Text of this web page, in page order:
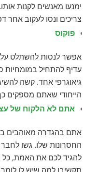
ימנעו מאנשים לקנות
צריכים ונסו לעקוב אחר
פוקוס
אפשר לנסות להשתלט
עדיף להתחיל במומחיות
גיאוגרפי אחד. קשה
הייחודי שאתם מספקים
אתם לא הלקוח של
אתם בהגדרה מאוהבים
החסרונות שלו. גשו לחבר
להגיד לכם את האמת,
תקשיבו למה שיש לו לומר.